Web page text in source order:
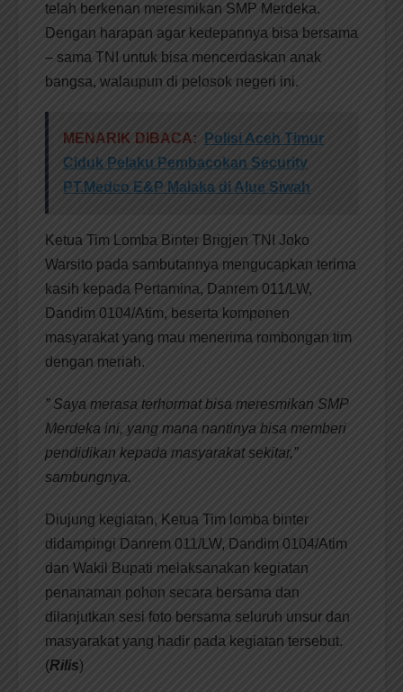
telah berkenan meresmikan SMP Merdeka.
Dengan harapan agar kedepannya bisa bersama
– sama TNI untuk bisa mencerdaskan anak
bangsa, walaupun di pelosok negeri ini.
MENARIK DIBACA:
Polisi Aceh Timur
Ciduk Pelaku Pembacokan Security
PT.Medco E&P Malaka di Alue Siwah
Ketua Tim Lomba Binter Brigjen TNI Joko
Warsito pada sambutannya mengucapkan terima
kasih kepada Pertamina, Danrem 011/LW,
Dandim 0104/Atim, beserta komponen
masyarakat yang mau menerima rombongan tim
dengan meriah.
” Saya merasa terhormat bisa meresmikan SMP
Merdeka ini, yang mana nantinya bisa memberi
pendidikan kepada masyarakat sekitar,”
sambungnya.
Diujung kegiatan, Ketua Tim lomba binter
didampingi Danrem 011/LW, Dandim 0104/Atim
dan Wakil Bupati melaksanakan kegiatan
penanaman pohon secara bersama dan
dilanjutkan sesi foto bersama seluruh unsur dan
masyarakat yang hadir pada kegiatan tersebut.
(Rilis)